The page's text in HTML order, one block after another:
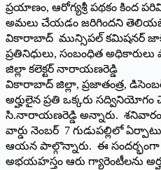
ప్రయాణం, ఆరోగ్యశ్రీ పథకం కింద
అమలు చేయడం జరిగిందని
వికారాబాద్ మున్సిపల్ కమిషనర్
ప్రతినిధులు, సంబంధిత అధికారులు
జిల్లా కలెక్టర్ నారాయణరెడ్డి
వికారాబాద్ జిల్లా, ప్రజాతంత్ర,
అర్హులైన ప్రతి ఒక్కరు సద్వినియోగం
సి.నారాయణరెడ్డి అన్నారు.
వార్డు నెంబర్ 7 గుడుపల్లిలో
ఆయన పాల్గొన్నారు. ఈ సందర్భంగా
అభయహస్తం ఆరు గ్యారెంటీలను